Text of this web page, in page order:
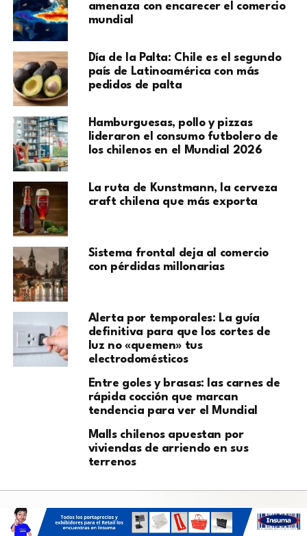
amenaza con encarecer el comercio
mundial
Día de la Palta: Chile es el segundo
país de Latinoamérica con más
pedidos de palta
Hamburguesas, pollo y pizzas
lideraron el consumo futbolero de
los chilenos en el Mundial 2026
La ruta de Kunstmann, la cerveza
craft chilena que más exporta
Sistema frontal deja al comercio
con pérdidas millonarias
Alerta por temporales: La guía
definitiva para que los cortes de
luz no «quemen» tus
electrodomésticos
Entre goles y brasas: las carnes de
rápida cocción que marcan
tendencia para ver el Mundial
Malls chilenos apuestan por
viviendas de arriendo en sus
terrenos